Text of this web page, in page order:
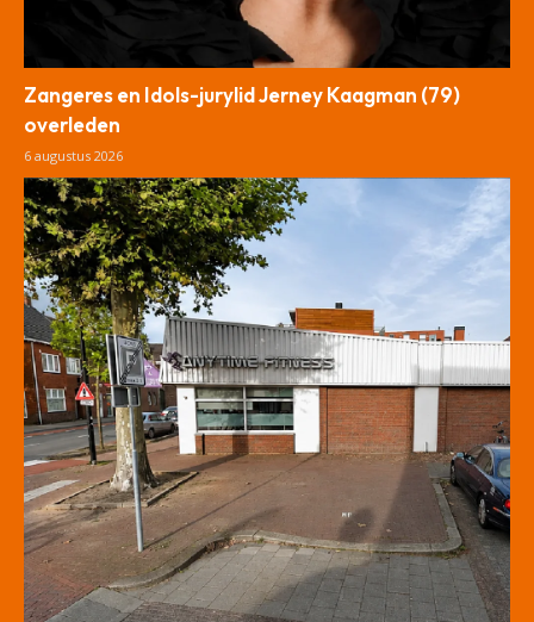
Zangeres en Idols-jurylid Jerney Kaagman (79)
overleden
6 augustus 2026